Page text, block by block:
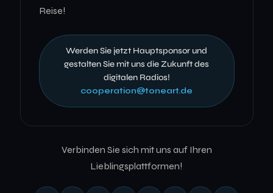
Reise!
Werden Sie jetzt Hauptsponsor und
gestalten Sie mit uns die Zukunft des
digitalen Radios!
cooperation@toneart.de
Verbinden Sie sich mit uns auf Ihren
Lieblingsplattformen!